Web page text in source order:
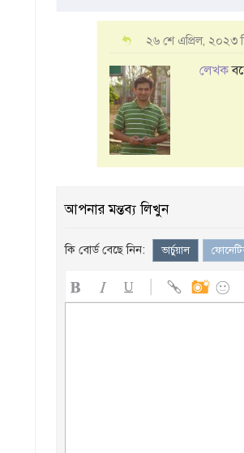
২৬ শে এপ্রিল, ২০২৩
লেখক
আপনার মন্তব্য লিখুন
কি বোর্ড বেছে নিন: ভার্চুয়াল